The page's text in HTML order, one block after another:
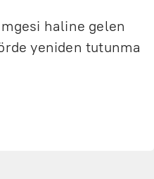
haline gelen
yeniden tutunma